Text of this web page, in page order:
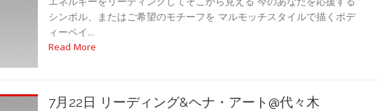
シンボル、またはご希望のモチーフを マルモッチスタイルで描くボデ
ィーペイ...
Read More
7月22日 リーディング&ヘナ・アート@代々木